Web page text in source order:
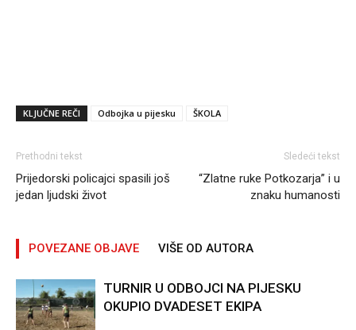
KLJUČNE REČI Odbojka u pijesku ŠKOLA
Prethodni tekst
Prijedorski policajci spasili još
jedan ljudski život
Sledeći tekst
“Zlatne ruke Potkozarja” i u
znaku humanosti
POVEZANE OBJAVE VIŠE OD AUTORA
TURNIR U ODBOJCI NA PIJESKU
OKUPIO DVADESET EKIPA